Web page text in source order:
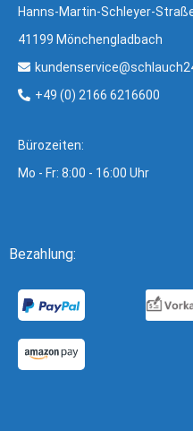
Hanns-Martin-Schleyer-
41199 Mönchengladbach
+49 (0) 2166 6216600
Bürozeiten:
Mo - Fr: 8:00 - 16:00 Uhr
Bezahlung: